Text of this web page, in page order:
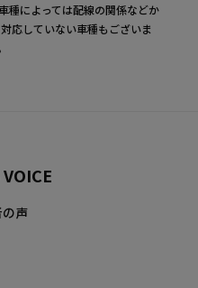
種によっては配線の関係などか
対応していない車種もございま
声